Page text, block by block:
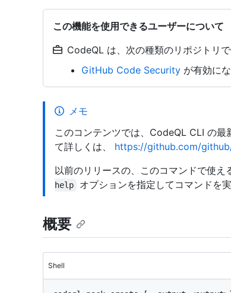
この機能を使用できるユーザーについて
CodeQL は、次の種類のリポジトリ
GitHub Code Security が有効に
メモ
このコンテンツでは、CodeQL CLI の
て詳しくは、 https://github.com/
以前のリリースの、このコマンドで使
help
オプションを指定してコマンドを
概要
Shell